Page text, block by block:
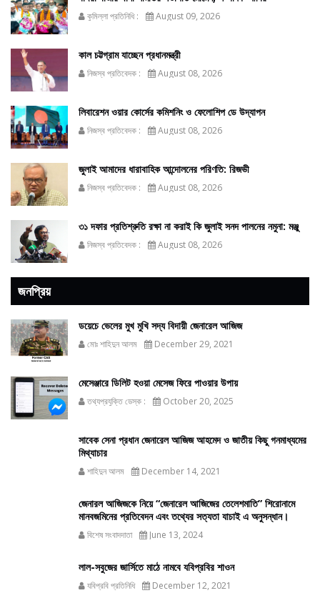
কুমিল্লা প্রতিনিধি : August 09, 2026
কাল চট্টগ্রাম যাচ্ছেন প্রধানমন্ত্রী
নিজস্ব প্রতিবেদক : August 08, 2026
লিবারেশন ওয়ার কোর্সের কমিশনিং ও ফেলোশিপ ডে উদ্‌যাপন
নিজস্ব প্রতিবেদক : August 08, 2026
জুলাই আমাদের ধারাবাহিক আন্দোলনের পরিণতি: রিজভী
নিজস্ব প্রতিবেদক : August 08, 2026
৩১ দফার প্রতিশ্রুতি রক্ষা না করাই কি জুলাই সনদ পালনের নমুনা: মঞ্জু
নিজস্ব প্রতিবেদক : August 08, 2026
জনপ্রিয়
ডয়েচে ভেলের মুখ মুখি সদ্য বিদায়ী জেনারেল আজিজ
মোঃ শাহিদুন আলম December 29, 2021
মেসেঞ্জারে ডিলিট হওয়া মেসেজ ফিরে পাওয়ার উপায়
তথ্যপ্রযুক্তি ডেস্ক : October 20, 2025
সাবেক সেনা প্রধান জেনারেল আজিজ আহমেদ ও জাতীয় কিছু গনমাধ্যমের
মিথ্যাচার
শাহিদুন আলম December 14, 2021
জেনারল আজিজকে নিয়ে “জেনারেল আজিজের তেলেশমাতি” শিরোনামে
মানবজমিনের প্রতিবেদন এবং তথ্যের সত্যতা যাচাই এ অনুসন্ধান।
বিশেষ সংবাদদাতা June 13, 2024
লাল-সবুজের জার্সিতে মাঠে নামবে যবিপ্রবির শাওন
যবিপ্রবি প্রতিনিধি December 12, 2021